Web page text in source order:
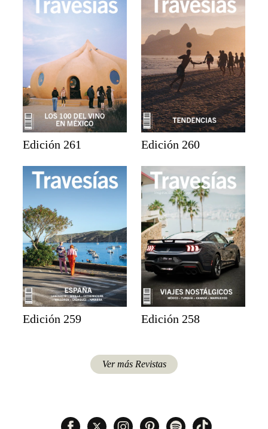
Edición 261 Edición 260
Edición 259 Edición 258
Ver más Revistas